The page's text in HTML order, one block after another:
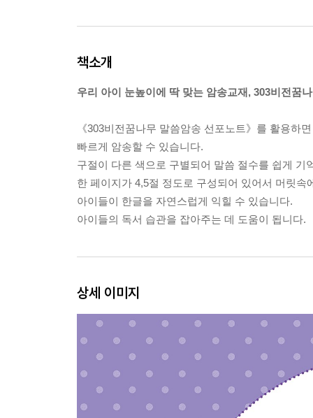
책소개
우리 아이 눈높이에 딱 맞는 암송교재, 303비전꿈
《303비전꿈나무 말씀암송 선포노트》를 활용하면
빠르게 암송할 수 있습니다.
구절이 다른 색으로 구별되어 말씀 절수를 쉽게 기
한 페이지가 4,5절 정도로 구성되어 있어서 머릿
아이들이 한글을 자연스럽게 익힐 수 있습니다.
아이들의 독서 습관을 잡아주는 데 도움이 됩니다.
상세 이미지